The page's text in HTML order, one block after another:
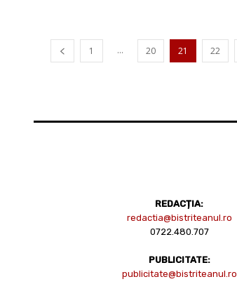
1 ... 20 21 22
REDACȚIA:
redactia@bistriteanul.ro
0722.480.707
PUBLICITATE:
publicitate@bistriteanul.ro